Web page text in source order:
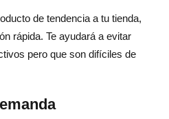
de tendencia a tu tienda,
rápida. Te ayudará a evitar
pero que son difíciles de